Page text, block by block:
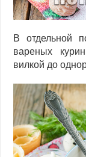
В отдельной
вареных
вилкой до